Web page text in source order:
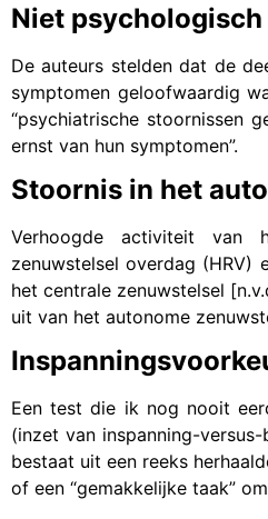
Niet
De auteurs stelden dat de
symptomen geloofwaardig
“psychiatrische stoornissen
ernst van hun symptomen”.
Stoornis in het
Verhoogde activiteit van
zenuwstelsel overdag (HRV)
het centrale zenuwstelsel
uit van het autonome
Een test die ik nog nooit
(inzet van inspanning-
bestaat uit een reeks
of een “gemakkelijke taak”